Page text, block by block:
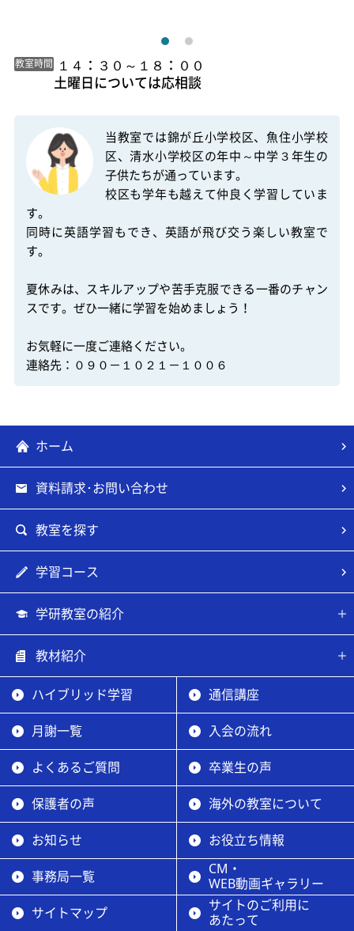
教室時間 １４：３０～１８：００
土曜日については応相談
当教室では錦が丘小学校区、魚住小学校
区、清水小学校区の年中～中学３年生の
子供たちが通っています。
校区も学年も越えて仲良く学習していま
す。
同時に英語学習もでき、英語が飛び交う楽しい教室で
す。
夏休みは、スキルアップや苦手克服できる一番のチャン
スです。ぜひ一緒に学習を始めましょう！
お気軽に一度ご連絡ください。
連絡先：０９０－１０２１－１００６
ホーム
資料請求･お問い合わせ
教室を探す
学習コース
学研教室の紹介
教材紹介
ハイブリッド学習 通信講座
月謝一覧 入会の流れ
よくあるご質問 卒業生の声
保護者の声 海外の教室について
お知らせ お役立ち情報
事務局一覧
CM・
WEB動画ギャラリー
サイトマップ
サイトのご利用に
あたって